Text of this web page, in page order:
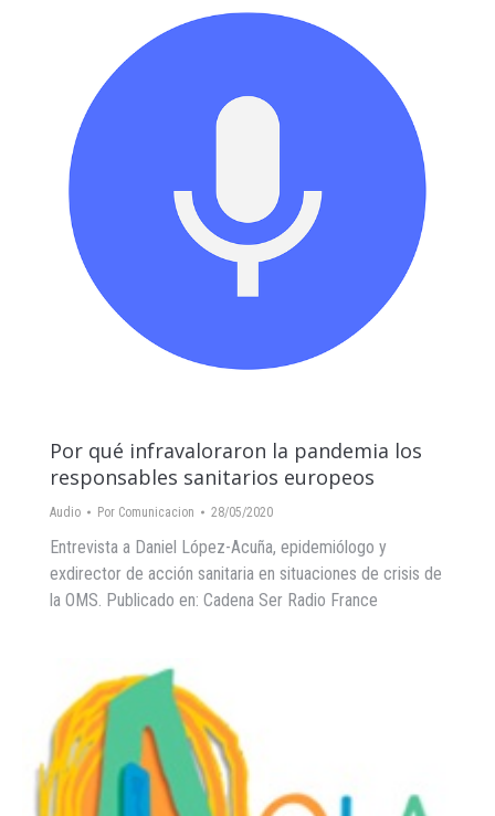
Por qué infravaloraron la pandemia los
responsables sanitarios europeos
Audio Por Comunicacion 28/05/2020
Entrevista a Daniel López-Acuña, epidemiólogo y
exdirector de acción sanitaria en situaciones de crisis de
la OMS. Publicado en: Cadena Ser Radio France